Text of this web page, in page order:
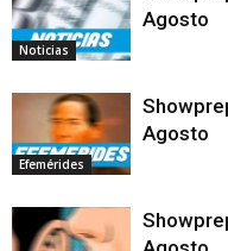
Noticias
Efemérides